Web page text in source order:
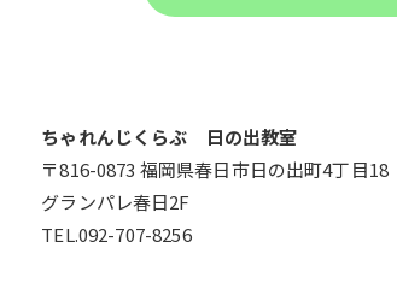
ちゃれんじくらぶ 日の出教室
〒816-0873 福岡県春日市日の出町4丁目18
グランパレ春日2F
TEL.092-707-8256